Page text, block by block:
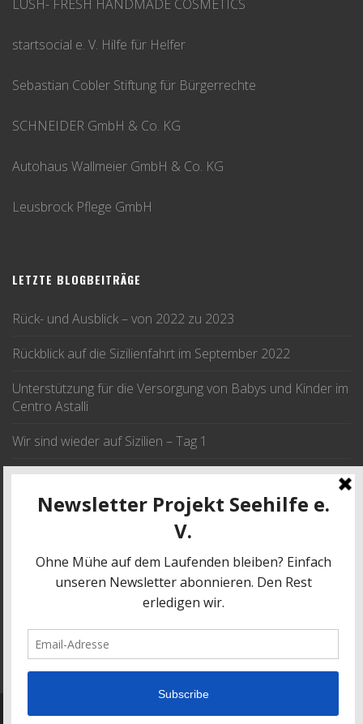
LUSH- FRESH HANDMADE COSMETICS
startsocial e. V. Hilfe für Helfer
Sebastian Cobler Stiftung für Bürgerrechte
SCHNEIDER GmbH & Co. KG
Autohaus Wallmeier GmbH & Co. KG
Leusbrock Pflege GmbH
LETZTE BLOGBEITRÄGE
Rück- und Ausblick – von 2022 zu 2023
Rückblick auf die Sizilienfahrt im September 2022
Unterstützung für die Versorgung von Babys und Kinder im
Centro Astalli
Wir sind wieder auf Sizilien – Tag 1
Wir fahren im September nach Sizilien
© 2017 | Projekt Seehilfe e.V.